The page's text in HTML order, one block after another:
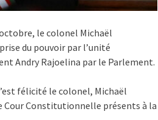
le colonel Michaël
du pouvoir par l’unité
Andry Rajoelina par le Parlement.
félicité le colonel, Michaël
Cour Constitutionnelle présents à la